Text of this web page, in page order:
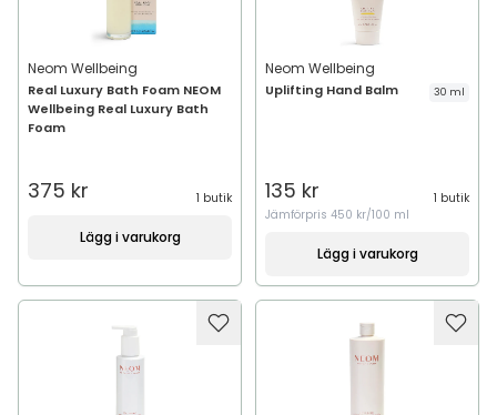
Neom Wellbeing
Real Luxury Bath Foam NEOM
Wellbeing Real Luxury Bath
Foam
375 kr 1 butik
Lägg i varukorg
Neom Wellbeing
Uplifting Hand Balm 30 ml
135 kr
1 butik
Jämförpris 450 kr/100 ml
Lägg i varukorg